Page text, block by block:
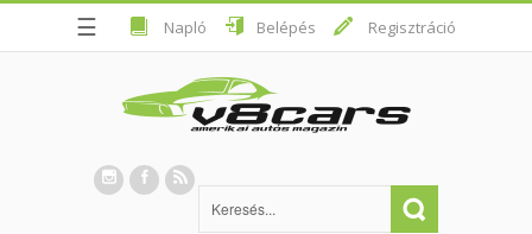
☰ Napló Belépés Regisztráció